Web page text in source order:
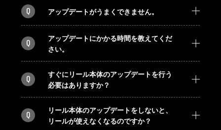
Q アップデートがうまくできません。
Q
アップデートにかかる時間を教えてくだ
さい。
Q
すぐにリール本体のアップデートを行う
必要はありますか？
Q
リール本体のアップデートをしないと、
リールが使えなくなるのですか？